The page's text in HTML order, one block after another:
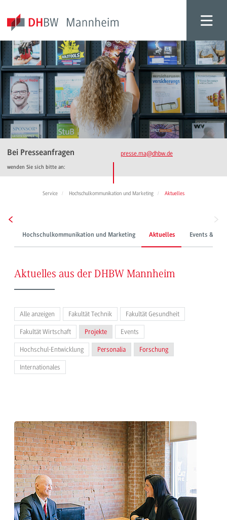
Bei Presseanfragen
wenden Sie sich bitte an:
presse.ma@dhbw.de
Service Hochschulkommunikation und Marketing Aktuelles
Hochschulkommunikation und Marketing Aktuelles Events &
Aktuelles aus der DHBW Mannheim
Alle anzeigen Fakultät Technik Fakultät Gesundheit
Fakultät Wirtschaft Projekte Events
Hochschul-Entwicklung Personalia Forschung
Internationales